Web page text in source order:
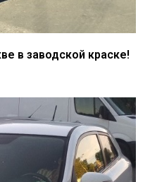
в заводской краске!